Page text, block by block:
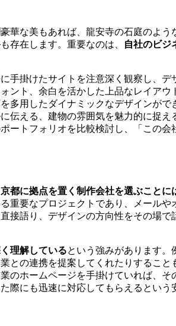
華な美もあれば、龍安寺の石庭のよ
存在します。重要なのは、
自社のビジ
手掛けたサイトを注意深く観察し、
ト、余白を活かした上品なレイア
用したダイナミックなデザインが
伝える、建物の雰囲気を魅力的に捉え
ートフォリオを比較検討し、「この
京都に拠点を置く制作会社を選ぶことに
重要なプロジェクトであり、メール
語り、デザインの方向性をその場
理解しているという強みがあります
の連携を提案してくれたりするこ
ホームページを手掛けていれば、
際にも迅速に対応してもらえるとい